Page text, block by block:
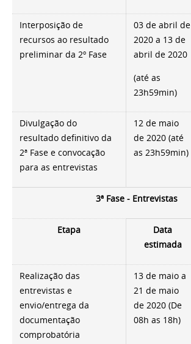
Interposição de
recursos ao resultado
preliminar da 2º Fase
03 de abril de
2020 a 13 de
abril de 2020
(até as
23h59min)
Divulgação do
resultado definitivo da
2ª Fase e convocação
para as entrevistas
12 de maio
de 2020 (até
as 23h59min)
3ª Fase - Entrevistas
Etapa
Data
estimada
Realização das
entrevistas e
envio/entrega da
documentação
comprobatória
13 de maio a
21 de maio
de 2020 (De
08h as 18h)